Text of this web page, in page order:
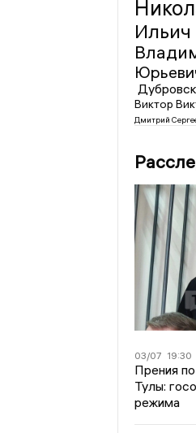
Ильич
Виктор
Дмитрий
03/07 19:30
Прения
Тулы:
режима